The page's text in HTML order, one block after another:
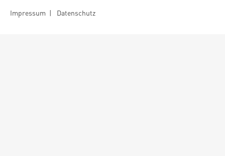
Impressum | Datenschutz